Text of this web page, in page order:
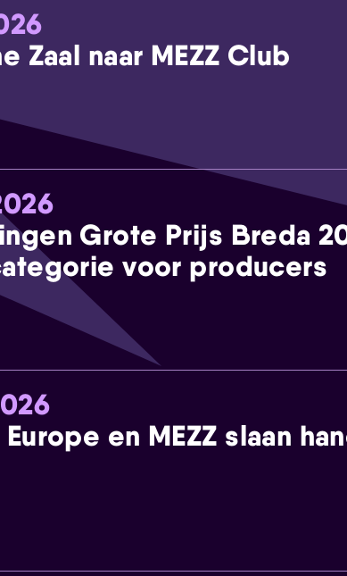
Zaal naar MEZZ Club
Grote Prijs Breda
voor producers
en MEZZ slaan